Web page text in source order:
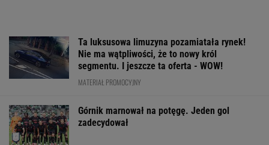
Ta luksusowa limuzyna pozamiatała rynek!
Nie ma wątpliwości, że to nowy król
segmentu. I jeszcze ta oferta - WOW!
MATERIAŁ PROMOCYJNY
Górnik marnował na potęgę. Jeden gol
zadecydował